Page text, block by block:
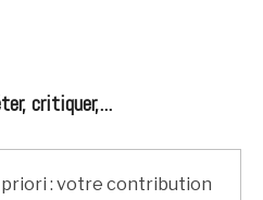
critiquer,...
priori : votre contribution